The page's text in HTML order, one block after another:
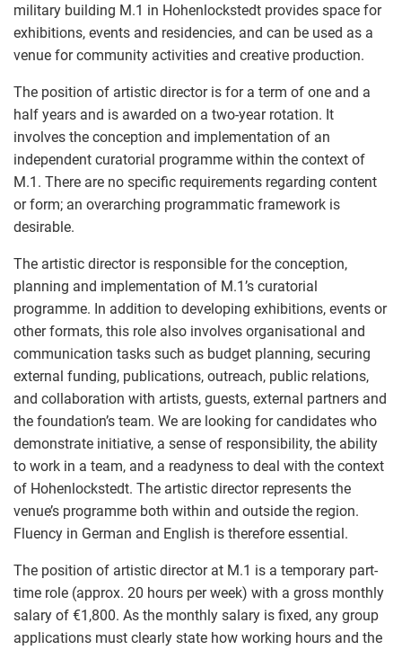
military building M.1 in Hohenlockstedt provides space for
exhibitions, events and residencies, and can be used as a
venue for community activities and creative production.
The position of artistic director is for a term of one and a
half years and is awarded on a two-year rotation. It
involves the conception and implementation of an
independent curatorial programme within the context of
M.1. There are no specific requirements regarding content
or form; an overarching programmatic framework is
desirable.
The artistic director is responsible for the conception,
planning and implementation of M.1’s curatorial
programme. In addition to developing exhibitions, events or
other formats, this role also involves organisational and
communication tasks such as budget planning, securing
external funding, publications, outreach, public relations,
and collaboration with artists, guests, external partners and
the foundation’s team. We are looking for candidates who
demonstrate initiative, a sense of responsibility, the ability
to work in a team, and a readyness to deal with the context
of Hohenlockstedt. The artistic director represents the
venue’s programme both within and outside the region.
Fluency in German and English is therefore essential.
The position of artistic director at M.1 is a temporary part-
time role (approx. 20 hours per week) with a gross monthly
salary of €1,800. As the monthly salary is fixed, any group
applications must clearly state how working hours and the